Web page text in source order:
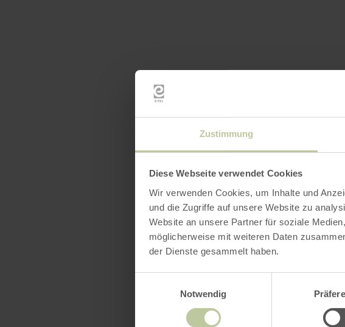
Zustimmung
Diese Webseite verwendet Cookies
Wir verwenden Cookies, um Inhalte und
und die Zugriffe auf unsere Website zu
Website an unsere Partner für soziale
möglicherweise mit weiteren Daten
der Dienste gesammelt haben.
Notwendig